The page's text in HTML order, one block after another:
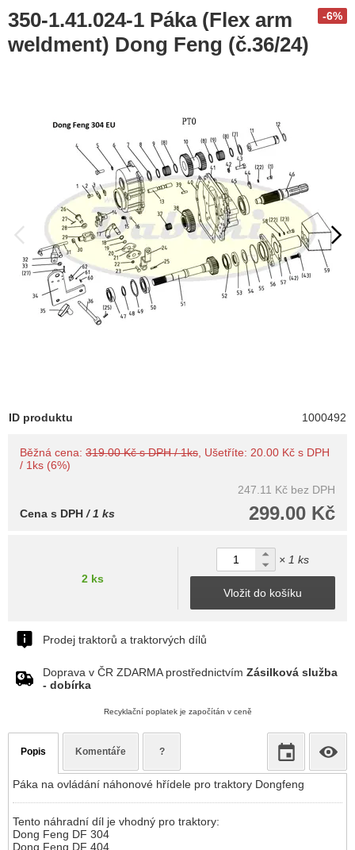
-6%
350-1.41.024-1 Páka (Flex arm
weldment) Dong Feng (č.36/24)
ID produktu 1000492
Běžná cena: 319.00 Kč s DPH / 1ks , Ušetříte: 20.00 Kč s DPH
/ 1ks (6%)
247.11 Kč bez DPH
299.00 Kč
Cena s DPH / 1 ks
2 ks
× 1 ks
Vložit do košíku
Prodej traktorů a traktorvých dílů
Doprava v ČR ZDARMA prostřednictvím Zásilková služba
- dobírka
Recyklační poplatek je započítán v ceně
Popis Komentáře ?
Páka na ovládání náhonové hřídele pro traktory Dongfeng
Tento náhradní díl je vhodný pro traktory:
Dong Feng DF 304
Dong Feng DF 404